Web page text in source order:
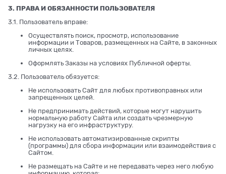
3. ПРАВА И ОБЯЗАННОСТИ ПОЛЬЗОВАТЕЛЯ
3.1. Пользователь вправе:
Осуществлять поиск, просмотр, использование
информации и Товаров, размещенных на Сайте, в законных
личных целях.
Оформлять Заказы на условиях Публичной оферты.
3.2. Пользователь обязуется:
Не использовать Сайт для любых противоправных или
запрещенных целей.
Не предпринимать действий, которые могут нарушить
нормальную работу Сайта или создать чрезмерную
нагрузку на его инфраструктуру.
Не использовать автоматизированные скрипты
(программы) для сбора информации или взаимодействия с
Сайтом.
Не размещать на Сайте и не передавать через него любую